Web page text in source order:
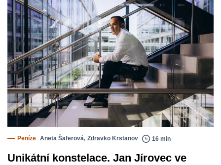
Peníze Aneta Šaferová, Zdravko Krstanov 16 min
Unikátní konstelace. Jan Jírovec ve